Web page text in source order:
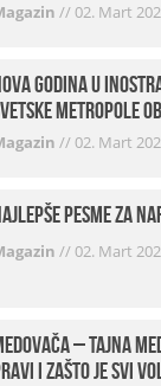
//02. Mart
godina u
metropole
//02. Mart
pesme za
//02. Mart
– tajna
i zašto je svi